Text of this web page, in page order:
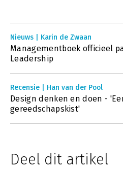
Nieuws | Karin de Zwaan
Managementboek officieel
Leadership
Recensie | Han van der Pool
Design denken en doen -
gereedschapskist'
Deel dit artikel